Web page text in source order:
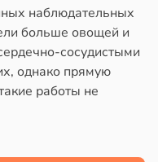
наблюдательных
больше овощей и
сосудистыми
однако прямую
работы не